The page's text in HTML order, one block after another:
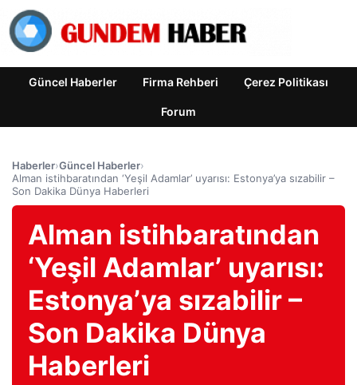
Güncel Haberler Firma Rehberi Çerez Politikası
Forum
Haberler›Güncel Haberler›
Alman istihbaratından ‘Yeşil Adamlar’ uyarısı: Estonya’ya sızabilir –
Son Dakika Dünya Haberleri
Alman istihbaratından
‘Yeşil Adamlar’ uyarısı:
Estonya’ya sızabilir –
Son Dakika Dünya
Haberleri